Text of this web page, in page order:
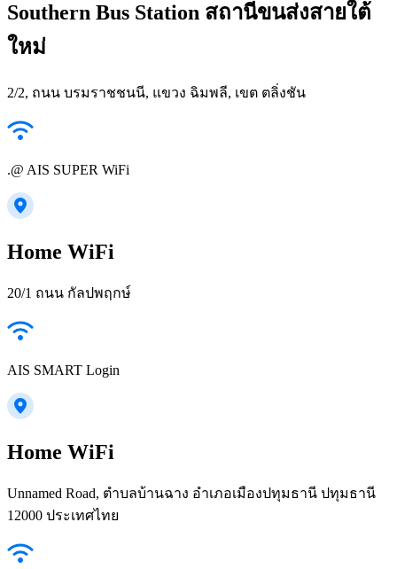
Southern Bus Station สถานีขนส่งสายใต้
ใหม่
2/2, ถนน บรมราชชนนี, แขวง ฉิมพลี, เขต ตลิ่งชัน
.@ AIS SUPER WiFi
Home WiFi
20/1 ถนน กัลปพฤกษ์
AIS SMART Login
Home WiFi
Unnamed Road, ตำบลบ้านฉาง อำเภอเมืองปทุมธานี ปทุมธานี
12000 ประเทศไทย